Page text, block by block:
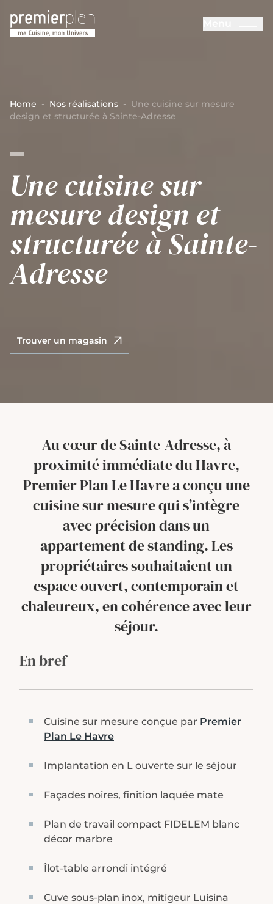
Home - Nos réalisations - Une cuisine sur mesure
design et structurée à Sainte-Adresse
Une cuisine sur
mesure design et
structurée à Sainte-
Adresse
Trouver un magasin
Au cœur de Sainte-Adresse, à
proximité immédiate du Havre,
Premier Plan Le Havre a conçu une
cuisine sur mesure qui s’intègre
avec précision dans un
appartement de standing. Les
propriétaires souhaitaient un
espace ouvert, contemporain et
chaleureux, en cohérence avec leur
séjour.
En bref
Cuisine sur mesure conçue par Premier
Plan Le Havre
Implantation en L ouverte sur le séjour
Façades noires, finition laquée mate
Plan de travail compact FIDELEM blanc
décor marbre
Îlot-table arrondi intégré
Cuve sous-plan inox, mitigeur Luísina